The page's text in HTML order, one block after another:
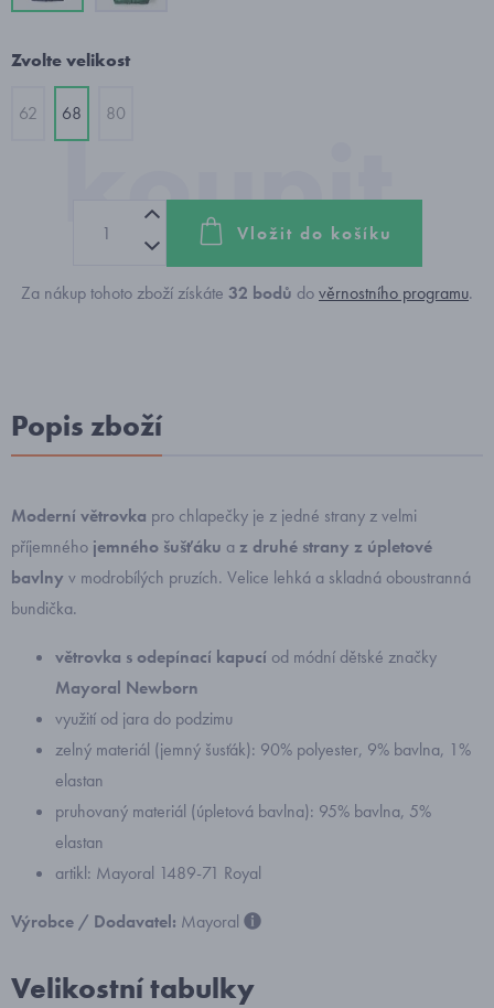
Zvolte velikost
62 68 80
Vložit do košíku
Za nákup tohoto zboží získáte 32 bodů dověrnostního programu.
Popis zboží
Moderní větrovka pro chlapečky je z jedné strany z velmi
příjemného jemného šušťáku a z druhé strany z úpletové
bavlny v modrobílých pruzích. Velice lehká a skladná oboustranná
bundička.
větrovka s odepínací kapucí od módní dětské značky
Mayoral Newborn
využití od jara do podzimu
zelný materiál (jemný šusťák): 90% polyester, 9% bavlna, 1%
elastan
pruhovaný materiál (úpletová bavlna): 95% bavlna, 5%
elastan
artikl: Mayoral 1489-71 Royal
Výrobce / Dodavatel: Mayoral
Velikostní tabulky